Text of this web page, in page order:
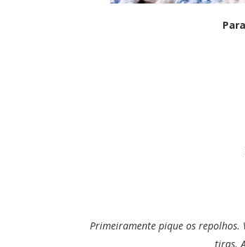
Primeiramente pique os repolhos.
tiras.